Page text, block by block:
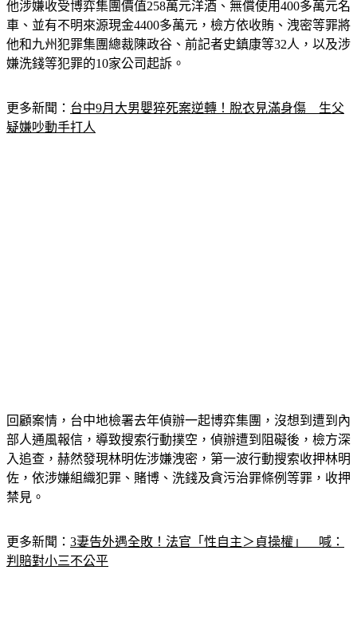
他涉嫌收受博弈集團價值258萬元洋酒、無償使用400多萬元名
車、並有不明來源現金4400多萬元，檢方依收賄、洩密等罪將
他和九州犯罪集團總裁陳政谷、前記者史鎮康等32人，以及涉
嫌洗錢等犯罪的10家公司起訴。
更多新聞： 台中9月大男嬰猝死案逆轉！脫衣見滿身傷　生父
疑嫌吵動手打人
回顧案情，台中地檢署去年偵辦一起博弈集團，沒想到遭到內
部人通風報信，導致搜索行動撲空，偵辦遭到阻礙後，檢方深
入追查，赫然發現林明佐涉嫌洩密，第一波行動搜索收押林明
佐，依涉嫌組織犯罪、賭博、洗錢及貪污治罪條例等罪，收押
禁見。
更多新聞： 3妻告外遇全敗！法官「性自主＞貞操權」　喊：
判賠對小三不公平